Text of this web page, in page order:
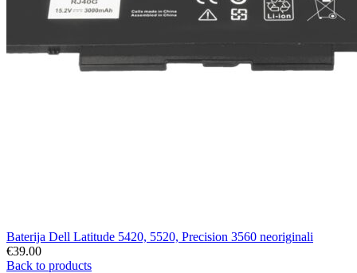
Baterija Dell Latitude 5420, 5520, Precision 3560 neoriginali
€39.00
Back to products